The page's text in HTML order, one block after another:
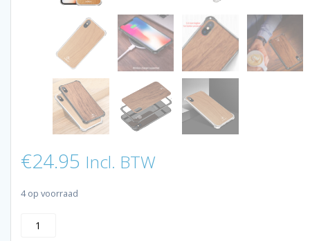
€24.95 Incl. BTW
4 op voorraad
LUXWALLET®